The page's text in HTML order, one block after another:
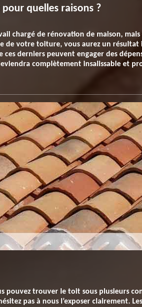
quelles raisons ?
chargé de rénovation de maison, mais
de votre toiture, vous aurez un résultat
derniers peuvent engager des
complètement insalissable et
pouvez trouver le toit sous plusieurs
pas à nous l’exposer clairement.